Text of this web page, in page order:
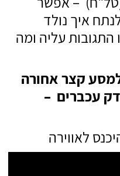
איך נולד
עליה ומה
קצר אחורה
עכברים –
לאווירה